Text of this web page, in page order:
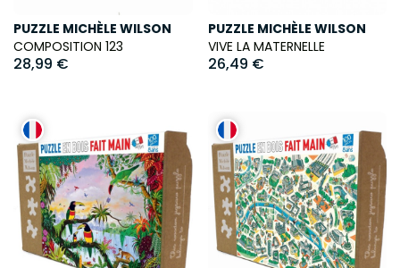
PUZZLE MICHÈLE WILSON
COMPOSITION 123
28,99 €
PUZZLE MICHÈLE WILSON
VIVE LA MATERNELLE
26,49 €